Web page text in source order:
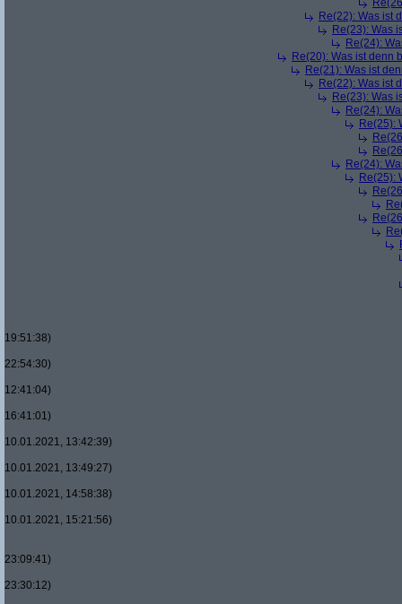
Re(22): Was ist
Re(23): Was
Re(24):
Re(20): Was ist denn
Re(21): Was ist
Re(22): Was ist
Re(23): Was
Re(24):
Re(25):
Re(24):
Re(25):
19:51:38)
22:54:30)
12:41:04)
16:41:01)
10.01.2021, 13:42:39)
10.01.2021, 13:49:27)
10.01.2021, 14:58:38)
10.01.2021, 15:21:56)
23:09:41)
23:30:12)